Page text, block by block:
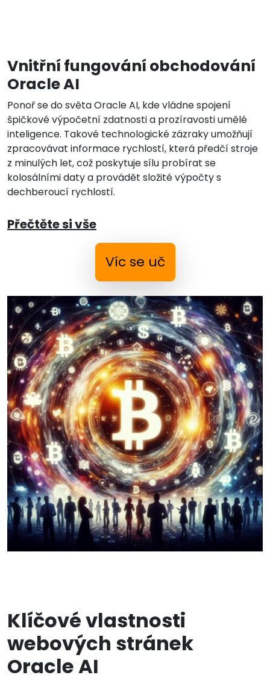
Vnitřní fungování obchodování
Oracle AI
Ponoř se do světa Oracle AI, kde vládne spojení
špičkové výpočetní zdatnosti a prozíravosti umělé
inteligence. Takové technologické zázraky umožňují
zpracovávat informace rychlostí, která předčí stroje
z minulých let, což poskytuje sílu probírat se
kolosálními daty a provádět složité výpočty s
dechberoucí rychlostí.
Přečtěte si vše
Víc se uč
Klíčové vlastnosti
webových stránek
Oracle AI